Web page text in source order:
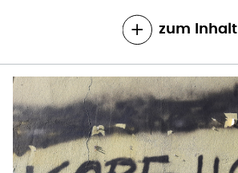
zum Inhalt